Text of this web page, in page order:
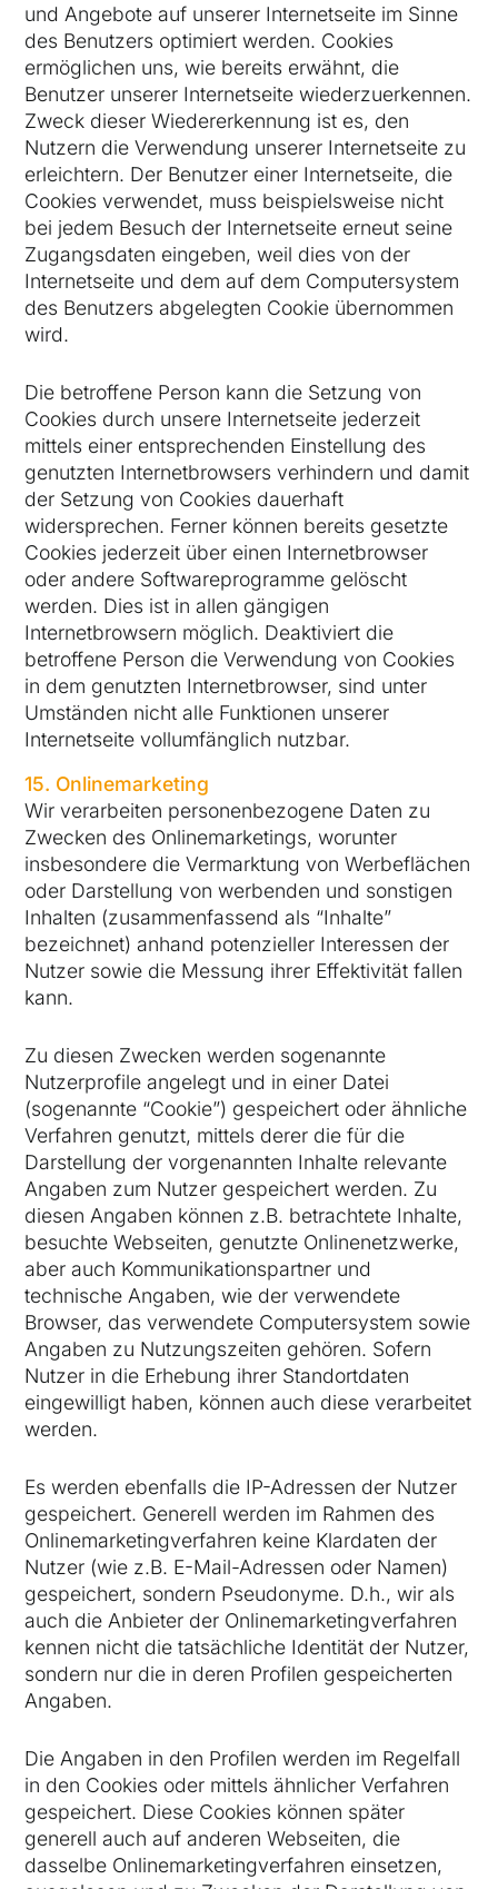
und Angebote auf unserer Internetseite im Sinne
des Benutzers optimiert werden. Cookies
ermöglichen uns, wie bereits erwähnt, die
Benutzer unserer Internetseite wiederzuerkennen.
Zweck dieser Wiedererkennung ist es, den
Nutzern die Verwendung unserer Internetseite zu
erleichtern. Der Benutzer einer Internetseite, die
Cookies verwendet, muss beispielsweise nicht
bei jedem Besuch der Internetseite erneut seine
Zugangsdaten eingeben, weil dies von der
Internetseite und dem auf dem Computersystem
des Benutzers abgelegten Cookie übernommen
wird.
Die betroffene Person kann die Setzung von
Cookies durch unsere Internetseite jederzeit
mittels einer entsprechenden Einstellung des
genutzten Internetbrowsers verhindern und damit
der Setzung von Cookies dauerhaft
widersprechen. Ferner können bereits gesetzte
Cookies jederzeit über einen Internetbrowser
oder andere Softwareprogramme gelöscht
werden. Dies ist in allen gängigen
Internetbrowsern möglich. Deaktiviert die
betroffene Person die Verwendung von Cookies
in dem genutzten Internetbrowser, sind unter
Umständen nicht alle Funktionen unserer
Internetseite vollumfänglich nutzbar.
15. Onlinemarketing
Wir verarbeiten personenbezogene Daten zu
Zwecken des Onlinemarketings, worunter
insbesondere die Vermarktung von Werbeflächen
oder Darstellung von werbenden und sonstigen
Inhalten (zusammenfassend als “Inhalte”
bezeichnet) anhand potenzieller Interessen der
Nutzer sowie die Messung ihrer Effektivität fallen
kann.
Zu diesen Zwecken werden sogenannte
Nutzerprofile angelegt und in einer Datei
(sogenannte “Cookie”) gespeichert oder ähnliche
Verfahren genutzt, mittels derer die für die
Darstellung der vorgenannten Inhalte relevante
Angaben zum Nutzer gespeichert werden. Zu
diesen Angaben können z.B. betrachtete Inhalte,
besuchte Webseiten, genutzte Onlinenetzwerke,
aber auch Kommunikationspartner und
technische Angaben, wie der verwendete
Browser, das verwendete Computersystem sowie
Angaben zu Nutzungszeiten gehören. Sofern
Nutzer in die Erhebung ihrer Standortdaten
eingewilligt haben, können auch diese verarbeitet
werden.
Es werden ebenfalls die IP-Adressen der Nutzer
gespeichert. Generell werden im Rahmen des
Onlinemarketingverfahren keine Klardaten der
Nutzer (wie z.B. E-Mail-Adressen oder Namen)
gespeichert, sondern Pseudonyme. D.h., wir als
auch die Anbieter der Onlinemarketingverfahren
kennen nicht die tatsächliche Identität der Nutzer,
sondern nur die in deren Profilen gespeicherten
Angaben.
Die Angaben in den Profilen werden im Regelfall
in den Cookies oder mittels ähnlicher Verfahren
gespeichert. Diese Cookies können später
generell auch auf anderen Webseiten, die
dasselbe Onlinemarketingverfahren einsetzen,